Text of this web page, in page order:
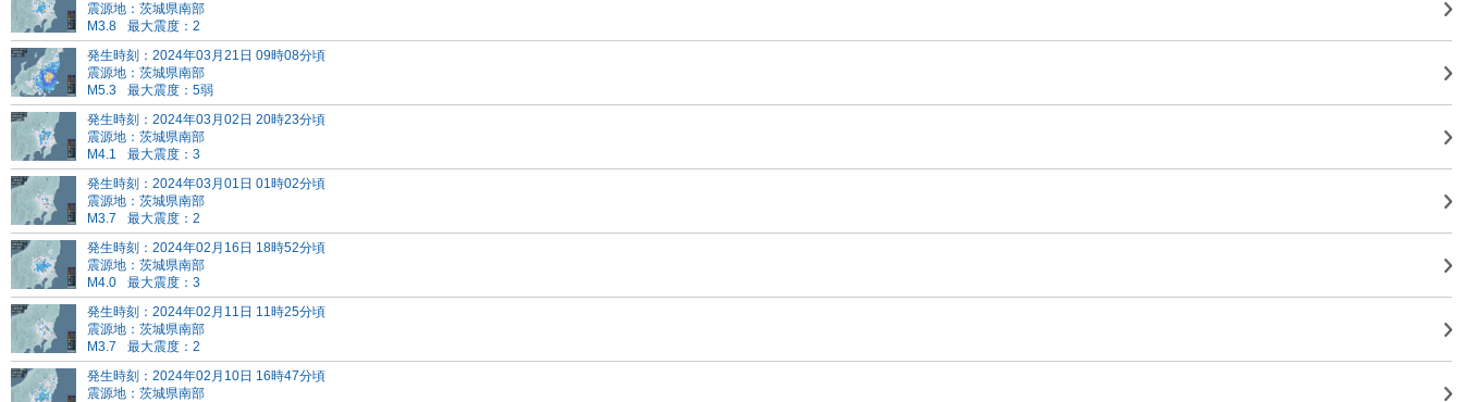
震源地：茨城県南部
M3.8
最大震度：2
発生時刻：2024年03月21日 09時08分頃
震源地：茨城県南部
M5.3
最大震度：5弱
発生時刻：2024年03月02日 20時23分頃
震源地：茨城県南部
M4.1
最大震度：3
発生時刻：2024年03月01日 01時02分頃
震源地：茨城県南部
M3.7
最大震度：2
発生時刻：2024年02月16日 18時52分頃
震源地：茨城県南部
M4.0
最大震度：3
発生時刻：2024年02月11日 11時25分頃
震源地：茨城県南部
M3.7
最大震度：2
発生時刻：2024年02月10日 16時47分頃
震源地：茨城県南部